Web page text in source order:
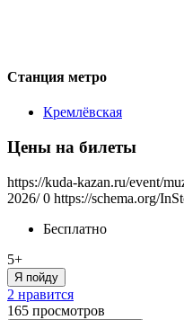
Станция метро
Кремлёвская
Цены на билеты
https://kuda-kazan.ru/event/
2026/ 0 https://schema.org/
Бесплатно
5+
Я пойду
2 нравится
165 просмотров